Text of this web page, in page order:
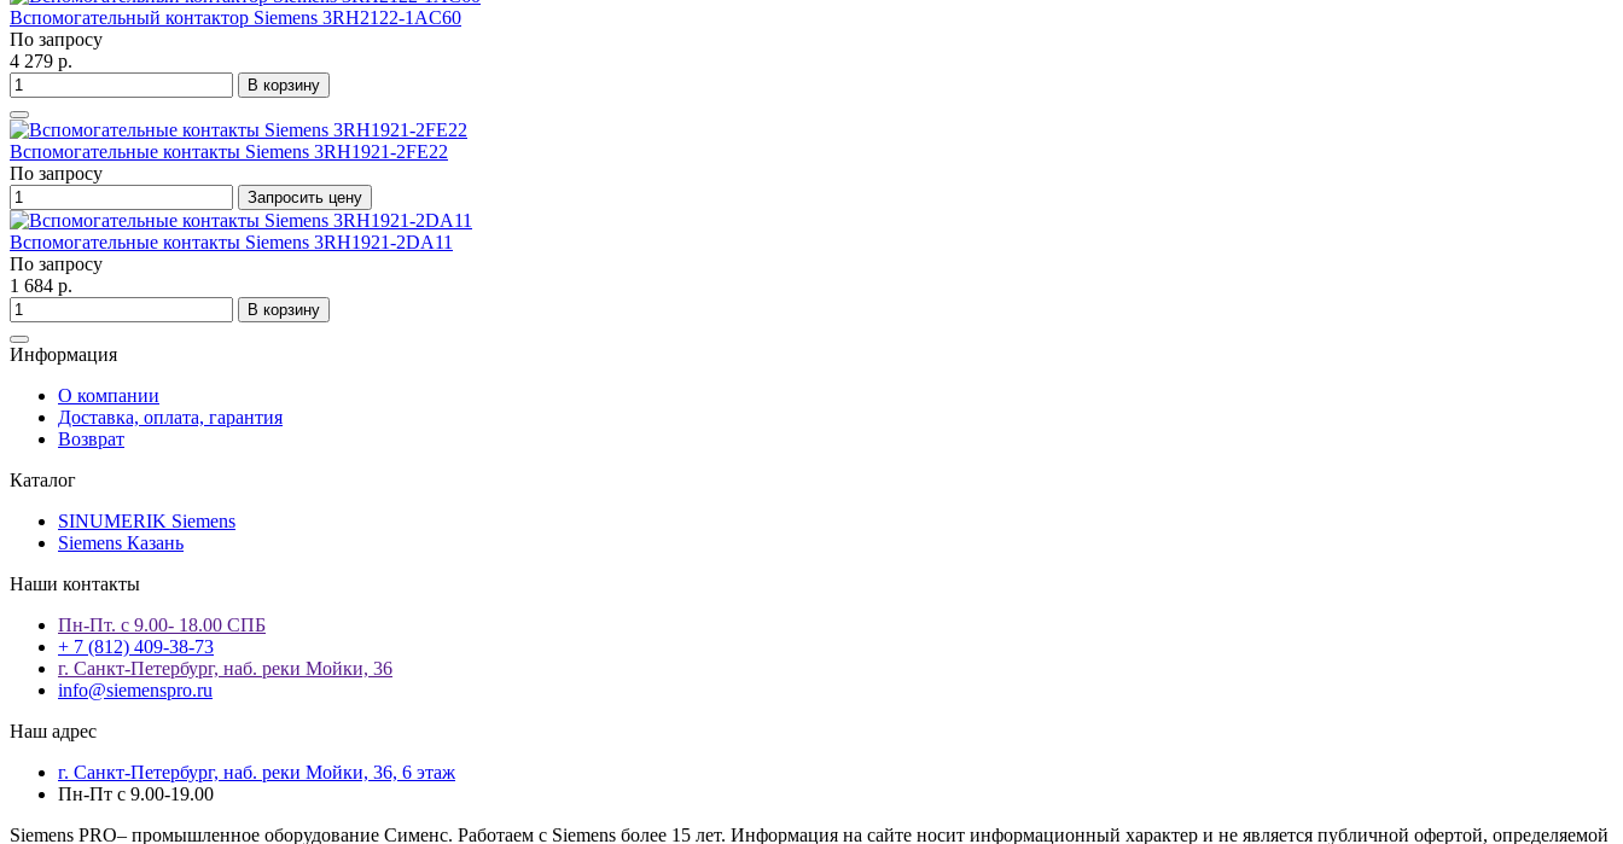
Вспомогательный контактор Siemens 3RH2122-1AC60
По запросу
4 279 р.
В корзину
Вспомогательные контакты Siemens 3RH1921-2FE22
По запросу
Запросить цену
Вспомогательные контакты Siemens 3RH1921-2DA11
По запросу
1 684 р.
В корзину
Информация
О компании
Доставка, оплата, гарантия
Возврат
Каталог
SINUMERIK Siemens
Siemens Казань
Наши контакты
Пн-Пт. с 9.00- 18.00 СПБ
+ 7 (812) 409-38-73
г. Санкт-Петербург, наб. реки Мойки, 36
info@siemenspro.ru
Наш адрес
г. Санкт-Петербург, наб. реки Мойки, 36, 6 этаж
Пн-Пт с 9.00-19.00
Siemens PRO– промышленное оборудование Сименс. Работаем с Siemens более 15 лет. Информация на сайте носит информационный характер и не является публичной офертой, определяемой